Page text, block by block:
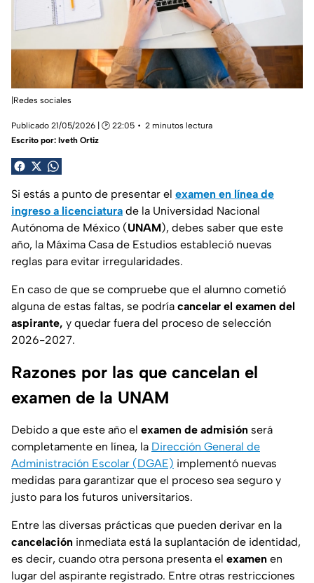
|Redes sociales
Publicado 21/05/2026 | 🕑 22:05
2 minutos lectura
Escrito por: Iveth Ortiz
Si estás a punto de presentar el examen en línea de
ingreso a licenciatura de la Universidad Nacional
Autónoma de México (UNAM), debes saber que este
año, la Máxima Casa de Estudios estableció nuevas
reglas para evitar irregularidades.
En caso de que se compruebe que el alumno cometió
alguna de estas faltas, se podría cancelar el examen del
aspirante, y quedar fuera del proceso de selección
2026-2027.
Razones por las que cancelan el
examen de la UNAM
Debido a que este año el examen de admisión será
completamente en línea, la Dirección General de
Administración Escolar (DGAE) implementó nuevas
medidas para garantizar que el proceso sea seguro y
justo para los futuros universitarios.
Entre las diversas prácticas que pueden derivar en la
cancelación inmediata está la suplantación de identidad,
es decir, cuando otra persona presenta el examen en
lugar del aspirante registrado. Entre otras restricciones